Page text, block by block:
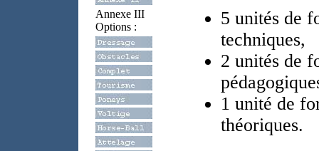
Annexe III
Options :
5 unités de
techniques,
2 unités de
1 unité de
théoriques.